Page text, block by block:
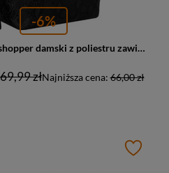
-6%
Duży, czarny shopper damski z poliestru zawieszony na uchwytach i regulowanym pasku - Rovicky
Najniższa cena:66,00 zł
69,99 zł